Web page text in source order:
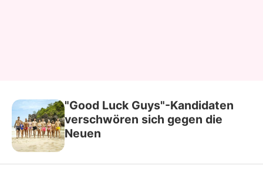
"Good Luck Guys"-Kandidaten
verschwören sich gegen die
Neuen